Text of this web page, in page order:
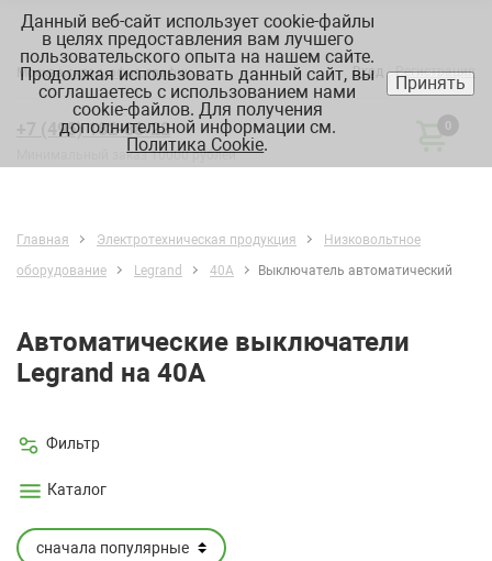
Вход Регистрация
Москва:склад, офис, график
+7 (495) 182-88-22
Минимальный заказ 10000 рублей
0
Главная Электротехническая продукция
Низковольтное
оборудование
Legrand 40А Выключатель автоматический
Автоматические выключатели
Legrand на 40А
Фильтр
Каталог
Данный веб-сайт использует cookie-файлы
в целях предоставления вам лучшего
пользовательского опыта на нашем сайте.
Продолжая использовать данный сайт, вы
соглашаетесь с использованием нами
cookie-файлов. Для получения
дополнительной информации см.
Политика Cookie.
Принять